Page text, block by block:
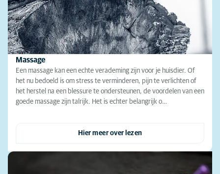
Massage
Een massage kan een echte verademing zijn voor je huisdier. Of
het nu bedoeld is om stress te verminderen, pijn te verlichten of
het herstel na een blessure te ondersteunen, de voordelen van een
goede massage zijn talrijk. Het is echter belangrijk o…
Hier meer over lezen